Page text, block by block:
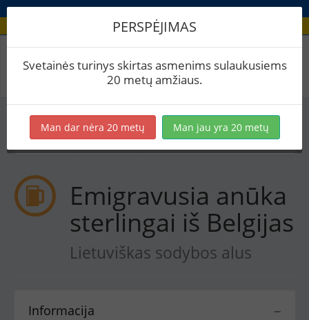
Receptas / Emigravusia anūka sterlingai iš
Į skaičiuoklę Eksportuoti į PDF
Spausdinti etiketes
Emigravusia anūka
sterlingai iš Belgijas
Lietuviškas sodybos alus
−
Informacija
PERSPĖJIMAS
Svetainės turinys skirtas asmenims sulaukusiems
20 metų amžiaus.
Man dar nėra 20 metų Man jau yra 20 metų